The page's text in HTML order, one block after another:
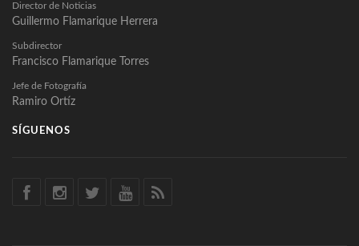
Director de Noticias
Guillermo Flamarique Herrera
Subdirector
Francisco Flamarique Torres
Jefe de Fotografía
Ramiro Ortíz
SÍGUENOS